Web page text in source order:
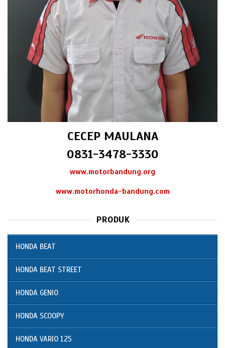
CECEP MAULANA
0831-3478-3330
www.motorbandung.org
www.motorhonda-bandung.com
PRODUK
HONDA BEAT
HONDA BEAT STREET
HONDA GENIO
HONDA SCOOPY
HONDA VARIO 125